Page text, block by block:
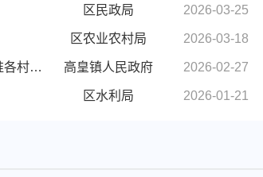
区民政局 2026-03-25
区农业农村局 2026-03-18
淮河干流峡山口～涡河口段行洪区调整和建设工程沿淮各村拆迁事宜 高皇镇人民政府 2026-02-27
区水利局 2026-01-21